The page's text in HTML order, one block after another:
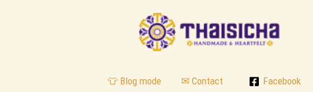
👕 Blog mode ✉ Contact Facebook